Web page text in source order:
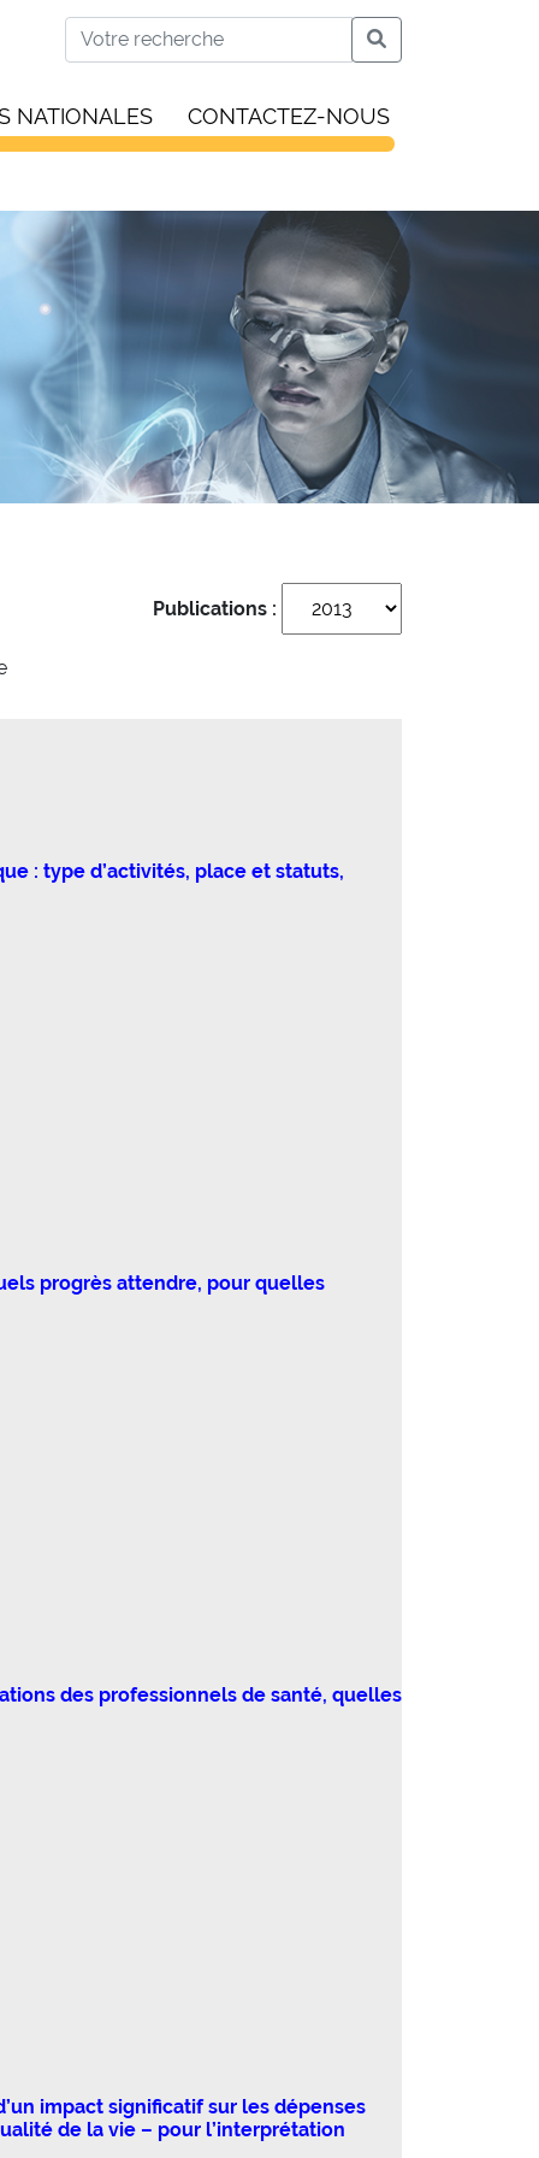
NATIONALES CONTACTEZ-NOUS
Publications :
: type d’activités, place et statuts,
progrès attendre, pour quelles
des professionnels de santé, quelles
impact significatif sur les dépenses
de la vie – pour l’interprétation